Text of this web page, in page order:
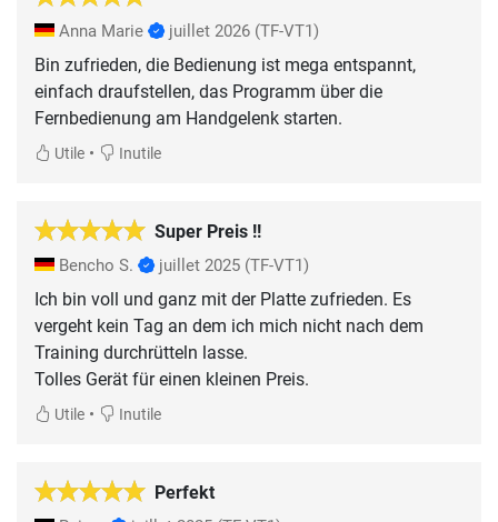
Anna Marie juillet 2026 (TF-VT1)
Bin zufrieden, die Bedienung ist mega entspannt,
einfach draufstellen, das Programm über die
Fernbedienung am Handgelenk starten.
Utile • Inutile
Super Preis !!
Bencho S. juillet 2025 (TF-VT1)
Ich bin voll und ganz mit der Platte zufrieden. Es
vergeht kein Tag an dem ich mich nicht nach dem
Training durchrütteln lasse.
Tolles Gerät für einen kleinen Preis.
Utile • Inutile
Perfekt